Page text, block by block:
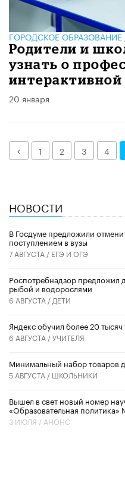
ГОРОДСКОЕ ОБРАЗОВАНИЕ
Родители и
узнать о
20 января
Назад1 2 3 4
НОВОСТИ
В Госдуме предложили
поступлением в вузы
7 АВГУСТА / ЕГЭ И ОГЭ
Роспотребнадзор предложил
рыбой и водорослями
6 АВГУСТА / ДЕТИ
​Яндекс обучил более 20
6 АВГУСТА /УЧИТЕЛЯ
Минимальный набор товаров
5 АВГУСТА / ШКОЛЬНИКИ
Вышел в свет новый номер
«Образовательная
3 ИЮЛЯ / АНОНС